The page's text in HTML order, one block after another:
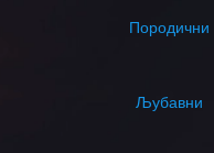
Породични
Љубавни